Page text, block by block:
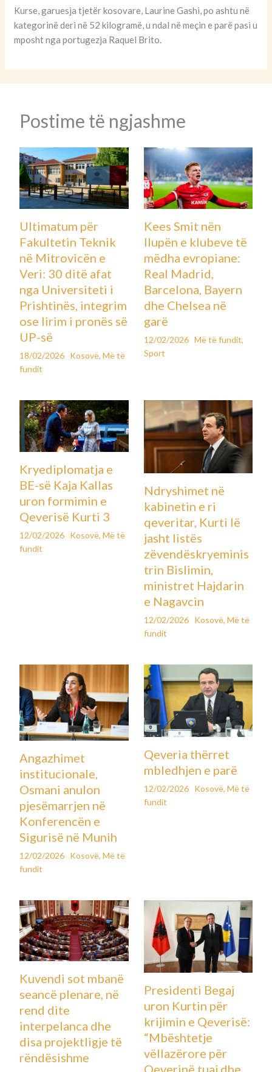
Kurse, garuesja tjetër kosovare, Laurine Gashi, po ashtu në
kategorinë deri në 52 kilogramë, u ndal në meçin e parë pasi u
mposht nga portugezja Raquel Brito.
Postime të ngjashme
Ultimatum për
Fakultetin Teknik
në Mitrovicën e
Veri: 30 ditë afat
nga Universiteti i
Prishtinës, integrim
ose lirim i pronës së
UP-së
18/02/2026 Kosovë,Më të
fundit
Kees Smit nën
llupën e klubeve të
mëdha evropiane:
Real Madrid,
Barcelona, Bayern
dhe Chelsea në
garë
12/02/2026 Më të fundit,
Sport
Kryediplomatja e
BE-së Kaja Kallas
uron formimin e
Qeverisë Kurti 3
12/02/2026 Kosovë,Më të
fundit
Ndryshimet në
kabinetin e ri
qeveritar, Kurti lë
jasht listës
zëvendëskryeminis
trin Bislimin,
ministret Hajdarin
e Nagavcin
12/02/2026 Kosovë, Më të
fundit
Angazhimet
institucionale,
Osmani anulon
pjesëmarrjen në
Konferencën e
Sigurisë në Munih
12/02/2026 Kosovë,Më të
fundit
Qeveria thërret
mbledhjen e parë
12/02/2026 Kosovë, Më të
fundit
Kuvendi sot mbanë
seancë plenare, në
rend dite
interpelanca dhe
disa projektligje të
rëndësishme
Presidenti Begaj
uron Kurtin për
krijimin e Qeverisë:
“Mbështetje
vëllazërore për
Qeverinë tuaj dhe